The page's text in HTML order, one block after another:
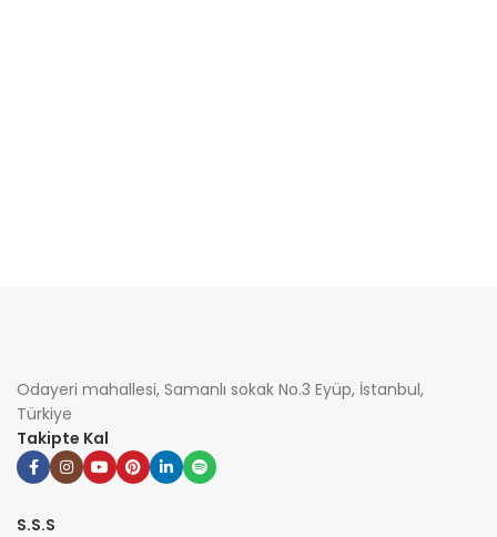
Odayeri mahallesi, Samanlı sokak No.3 Eyüp, İstanbul,
Türkiye
Takipte Kal
S.S.S